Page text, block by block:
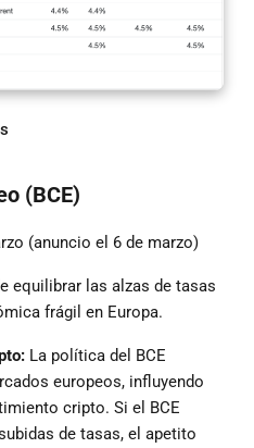
(BCE)
(anuncio el 6 de marzo)
equilibrar las alzas de tasas
frágil en Europa.
La política del BCE
europeos, influyendo
cripto. Si el BCE
de tasas, el apetito